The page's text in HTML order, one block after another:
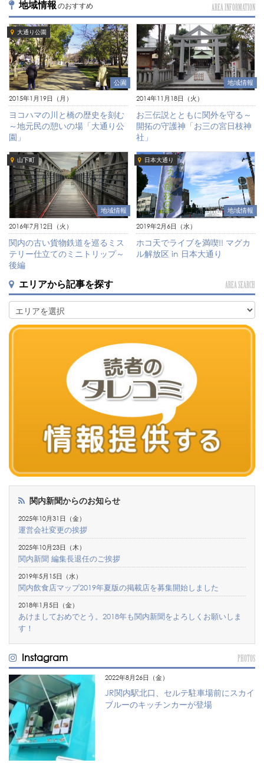
地域情報 のおすすめ AREA INFORMATION
大通り公園
公園
2015年1月19日（月）
ヨコハマの川と橋の歴史を刻む
～地元民の憩いの場「大通り公
園」
地域情報
2014年11月18日（火）
お三伝説とともに関外を守る～
開拓の守護神「お三の宮日枝神
社」
山下町
地域情報
2016年7月12日（火）
関内の古い貨物鉄道を巡るミス
テリー仕立てのミニトリップ～
後編
日本大通り
地域情報
2019年2月6日（水）
ホコ天でライブを満喫!! マグカ
ル解放区 in 日本大通り
エリアから記事を探す AREA SEARCH
関内新聞からのお知らせ
2025年10月31日（金）
運営会社変更の挨拶
2025年10月23日（木）
関内新聞 編集長退任のご挨拶
2019年5月15日（水）
関内飲食店マップ2019年夏版の掲載店を募集開始しました
2018年1月5日（金）
あけましておめでとう。2018年も関内新聞をよろしくお願いしま
す！
Instagram PHOTOS
2022年8月26日（金）
JR関内駅北口、セルテ駐車場前にスカイ
ブルーのキッチンカーが登場